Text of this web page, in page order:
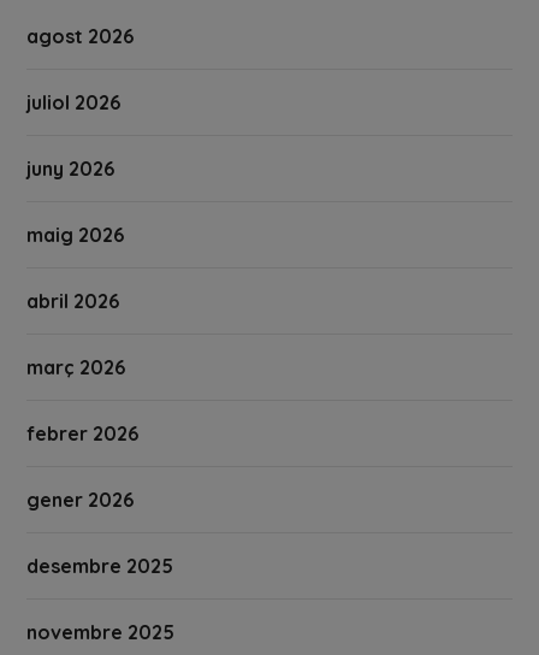
agost 2026
juliol 2026
juny 2026
maig 2026
abril 2026
març 2026
febrer 2026
gener 2026
desembre 2025
novembre 2025